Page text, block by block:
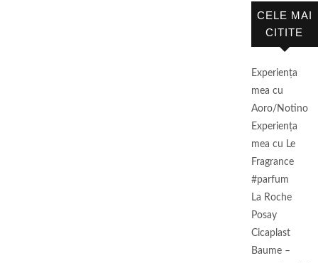
CELE MAI
CITITE
Experienţa
mea cu
Aoro/Notino
Experienţa
mea cu Le
Fragrance
#parfum
La Roche
Posay
Cicaplast
Baume –